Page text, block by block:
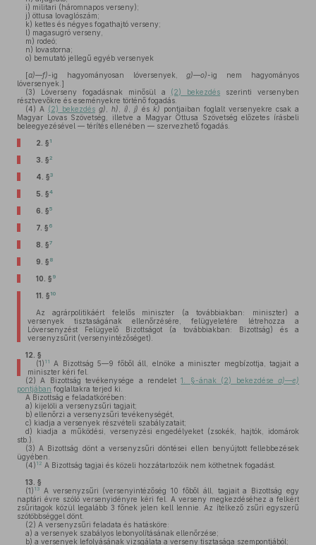
i) militari (háromnapos verseny);
j) öttusa lovaglószám;
k) kettes és négyes fogathajtó verseny;
l) magasugró verseny,
m) rodeó;
n) lovastorna;
o) bemutató jellegű egyéb versenyek
[a)—f)-ig hagyományosan lóversenyek,g)—o)-ig nem hagyományos
lóversenyek.]
(3) Lóverseny fogadásnak minősül a (2) bekezdés szerinti versenyben
résztvevőkre és eseményekre történő fogadás.
(4) A (2) bekezdés g) h) i) j) és k) pontjaiban foglalt versenyekre csak a
Magyar Lovas Szövetség, illetve a Magyar Öttusa Szövetség előzetes írásbeli
beleegyezésével — térítés ellenében — szervezhető fogadás.
2. § 1
3. §2
4. §3
5. §4
6. §5
7. § 6
8. §7
9. § 8
10. § 9
11. § 10
Az agrárpolitikáért felelős miniszter (a továbbiakban: miniszter) a
versenyek tisztaságának ellenőrzésére, felügyeletére létrehozza a
Lóversenyzést Felügyelő Bizottságot (a továbbiakban: Bizottság) és a
versenyzsűrit (versenyintézőséget).
12. §
(1) 11
A Bizottság 5—9 főből áll, elnöke a miniszter megbízottja, tagjait a
miniszter kéri fel.
(2) A Bizottság tevékenysége a rendelet1. §-ának (2) bekezdésea)—e)
pontjában foglaltakra terjed ki.
A Bizottság e feladatkörében:
a) kijelöli a versenyzsűri tagjait;
b) ellenőrzi a versenyzsűri tevékenységét,
c) kiadja a versenyek részvételi szabályzatait;
d) kiadja a működési, versenyzési engedélyeket (zsokék, hajtók, idomárok
stb.).
(3) A Bizottság dönt a versenyzsűri döntései ellen benyújtott fellebbezések
ügyében.
(4) 12 A Bizottság tagjai és közeli hozzátartozóik nem köthetnek fogadást.
13. §
(1) 13
A versenyzsűri (versenyintézőség 10 főből áll, tagjait a Bizottság egy
naptári évre szóló versenyidényre kéri fel. A verseny megkezdéséhez a felkért
zsűritagok közül legalább 3 főnek jelen kell lennie. Az ítélkező zsűri egyszerű
szótöbbséggel dönt.
(2) A versenyzsűri feladata és hatásköre:
a) a versenyek szabályos lebonyolításának ellenőrzése;
b) a versenyek lefolyásának vizsgálata a verseny tisztasága szempontjából;